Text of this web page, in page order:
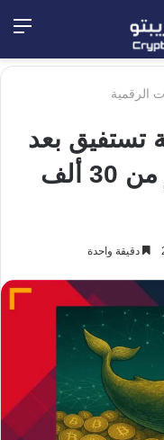
الرقمية
تستفيق بعد
14 عام وتحرك أكثر من 30 ألف
دقيقة واحدة